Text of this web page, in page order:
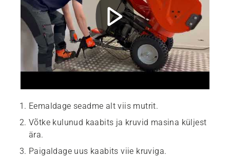
Eemaldage seadme alt viis mutrit.
Võtke kulunud kaabits ja kruvid masina küljest
ära.
Paigaldage uus kaabits viie kruviga.